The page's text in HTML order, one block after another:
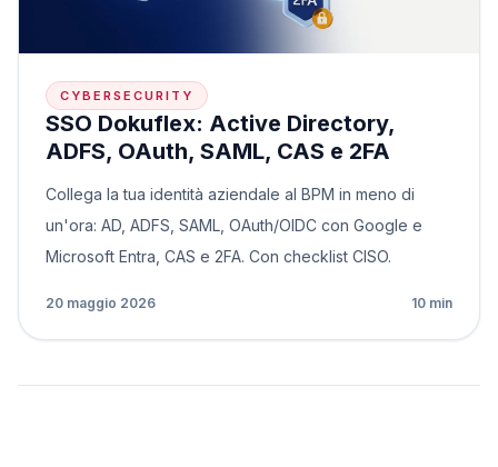
CYBERSECURITY
SSO Dokuflex: Active Directory,
ADFS, OAuth, SAML, CAS e 2FA
Collega la tua identità aziendale al BPM in meno di
un'ora: AD, ADFS, SAML, OAuth/OIDC con Google e
Microsoft Entra, CAS e 2FA. Con checklist CISO.
20 maggio 2026 10 min